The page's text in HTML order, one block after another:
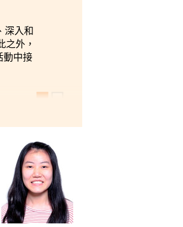
深入和
外，
動中接